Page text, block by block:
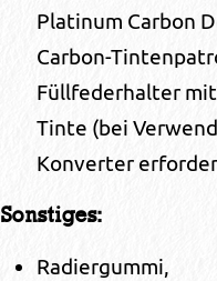
Platinum Carbon
Carbon-
Füllfederhalter
Tinte (bei
Konverter
Sonstiges:
Radiergummi,